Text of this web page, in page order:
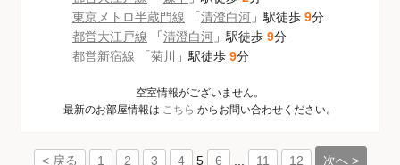
東京メトロ半蔵門線 「清澄白河 」駅徒歩 9分
都営大江戸線 「清澄白河 」駅徒歩 9分
都営新宿線 「菊川 」駅徒歩 9分
空室情報がございません。
最新のお部屋情報は こちら からお問い合わせください。
< 戻る 1 2 3 4 5 6 11 12 次へ >